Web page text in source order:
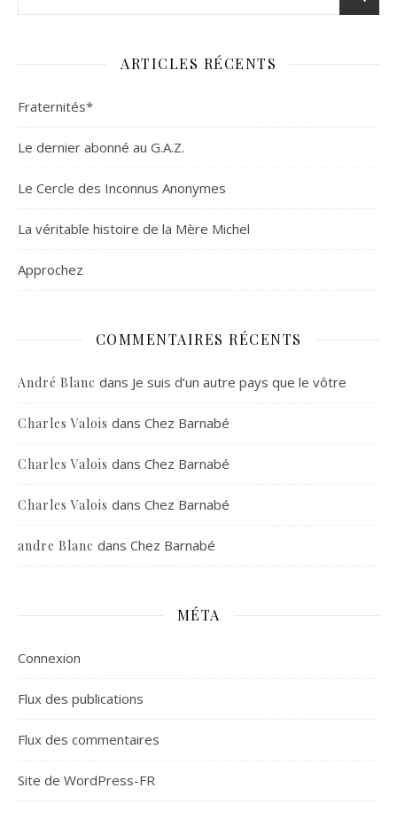
ARTICLES RÉCENTS
Fraternités*
Le dernier abonné au G.A.Z.
Le Cercle des Inconnus Anonymes
La véritable histoire de la Mère Michel
Approchez
COMMENTAIRES RÉCENTS
André Blanc dans Je suis d’un autre pays que le vôtre
Charles Valois dans Chez Barnabé
Charles Valois dans Chez Barnabé
Charles Valois dans Chez Barnabé
andre Blanc dans Chez Barnabé
MÉTA
Connexion
Flux des publications
Flux des commentaires
Site de WordPress-FR